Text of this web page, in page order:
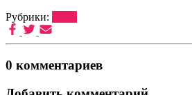
Рубрики:
0 комментариев